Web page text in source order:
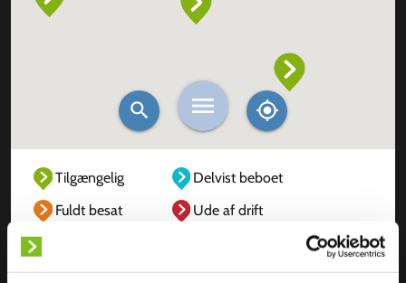
Tilgængelig
Delvist beboet
Fuldt besat
Ude af drift